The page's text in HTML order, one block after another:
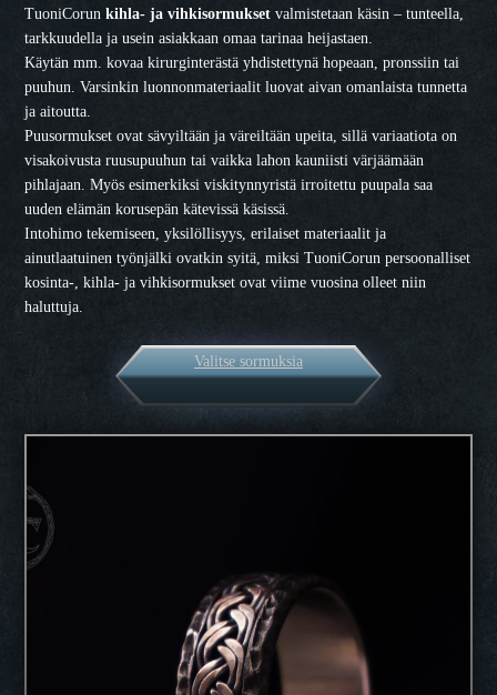
TuoniCorunkihla- ja vihkisormukset valmistetaan käsin – tunteella,
tarkkuudella ja usein asiakkaan omaa tarinaa heijastaen.
Käytän mm. kovaa kirurginterästä yhdistettynä hopeaan, pronssiin tai
puuhun. Varsinkin luonnonmateriaalit luovat aivan omanlaista tunnetta
ja aitoutta.
Puusormukset ovat sävyiltään ja väreiltään upeita, sillä variaatiota on
visakoivusta ruusupuuhun tai vaikka lahon kauniisti värjäämään
pihlajaan. Myös esimerkiksi viskitynnyristä irroitettu puupala saa
uuden elämän korusepän kätevissä käsissä.
Intohimo tekemiseen, yksilöllisyys, erilaiset materiaalit ja
ainutlaatuinen työnjälki ovatkin syitä, miksi TuoniCorun persoonalliset
kosinta-, kihla- ja vihkisormukset ovat viime vuosina olleet niin
haluttuja.
Valitse sormuksia